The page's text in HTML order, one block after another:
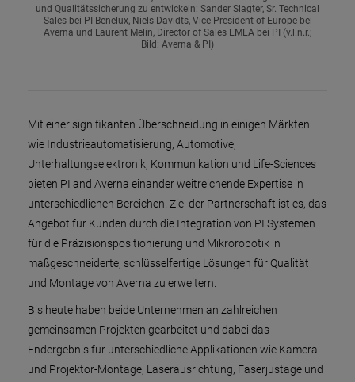
und Qualitätssicherung zu entwickeln: Sander Slagter, Sr. Technical
Sales bei PI Benelux, Niels Davidts, Vice President of Europe bei
Averna und Laurent Melin, Director of Sales EMEA bei PI (v.l.n.r.;
Bild: Averna & PI)
Mit einer signifikanten Überschneidung in einigen Märkten
wie Industrieautomatisierung, Automotive,
Unterhaltungselektronik, Kommunikation und Life-Sciences
bieten PI and Averna einander weitreichende Expertise in
unterschiedlichen Bereichen. Ziel der Partnerschaft ist es, das
Angebot für Kunden durch die Integration von PI Systemen
für die Präzisionspositionierung und Mikrorobotik in
maßgeschneiderte, schlüsselfertige Lösungen für Qualität
und Montage von Averna zu erweitern.
Bis heute haben beide Unternehmen an zahlreichen
gemeinsamen Projekten gearbeitet und dabei das
Endergebnis für unterschiedliche Applikationen wie Kamera-
und Projektor-Montage, Laserausrichtung, Faserjustage und